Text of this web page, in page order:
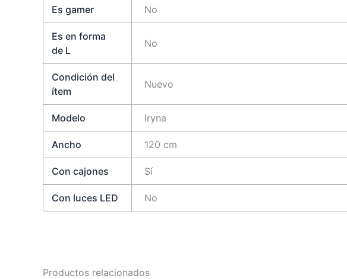
Es gamer No
Es en forma
de L
No
Condición del
ítem
Nuevo
Modelo Iryna
Ancho 120 cm
Con cajones Sí
Con luces LED No
Productos relacionados